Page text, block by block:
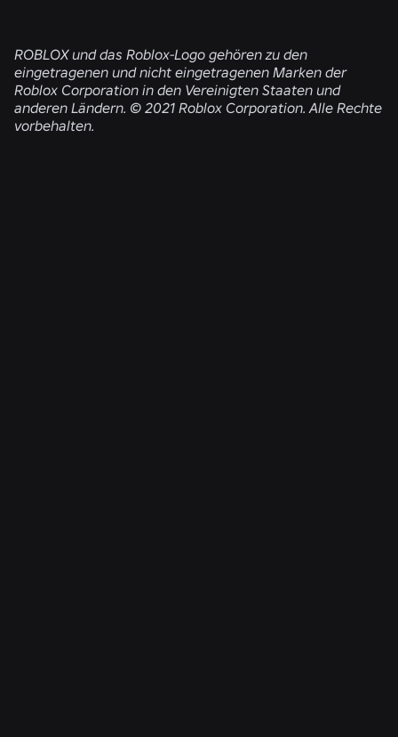
ROBLOX und das Roblox-Logo gehören zu den
eingetragenen und nicht eingetragenen Marken der
Roblox Corporation in den Vereinigten Staaten und
anderen Ländern. © 2021 Roblox Corporation. Alle Rechte
vorbehalten.